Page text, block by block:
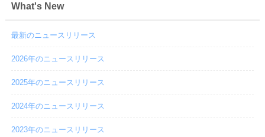
What's New
最新のニュースリリース
2026年のニュースリリース
2025年のニュースリリース
2024年のニュースリリース
2023年のニュースリリース